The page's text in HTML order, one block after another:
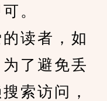
。
读者，如
了避免丢
索访问，